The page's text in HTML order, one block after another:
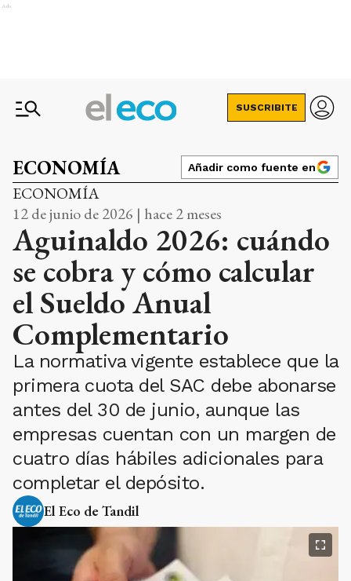
Ads
SUSCRIBITE
ECONOMÍA Añadir como fuente en
ECONOMÍA
12 de junio de 2026 | hace 2 meses
Aguinaldo 2026: cuándo
se cobra y cómo calcular
el Sueldo Anual
Complementario
La normativa vigente establece que la
primera cuota del SAC debe abonarse
antes del 30 de junio, aunque las
empresas cuentan con un margen de
cuatro días hábiles adicionales para
completar el depósito.
El Eco de Tandil